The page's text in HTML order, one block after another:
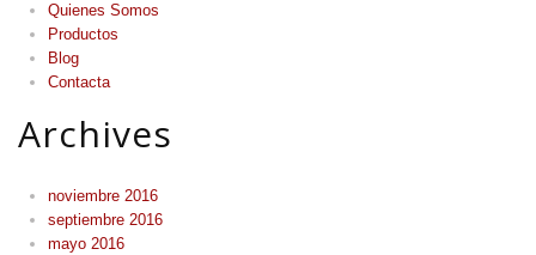
Quienes Somos
Productos
Blog
Contacta
Archives
noviembre 2016
septiembre 2016
mayo 2016